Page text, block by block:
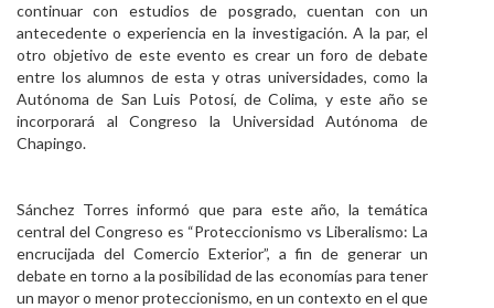
continuar con estudios de posgrado, cuentan con un
antecedente o experiencia en la investigación. A la par, el
otro objetivo de este evento es crear un foro de debate
entre los alumnos de esta y otras universidades, como la
Autónoma de San Luis Potosí, de Colima, y este año se
incorporará al Congreso la Universidad Autónoma de
Chapingo.
Sánchez Torres informó que para este año, la temática
central del Congreso es “Proteccionismo vs Liberalismo: La
encrucijada del Comercio Exterior”, a fin de generar un
debate en torno a la posibilidad de las economías para tener
un mayor o menor proteccionismo, en un contexto en el que